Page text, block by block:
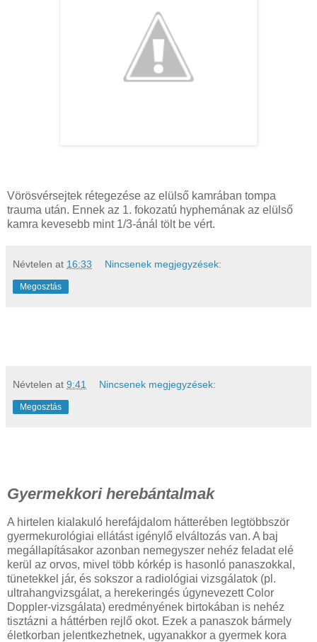
Vörösvérsejtek rétegezése az elülső kamrában tompa
trauma után. Ennek az 1. fokozatú hyphemának az elülső
kamra kevesebb mint 1/3-ánál tölt be vért.
Névtelen at 16:33 Nincsenek megjegyzések:
Megosztás
Névtelen at 9:41 Nincsenek megjegyzések:
Megosztás
Gyermekkori herebántalmak
A hirtelen kialakuló herefájdalom hátterében legtöbbször
gyermekurológiai ellátást igénylő elváltozás van. A baj
megállapításakor azonban nemegyszer nehéz feladat elé
kerül az orvos, mivel több kórkép is hasonló panaszokkal,
tünetekkel jár, és sokszor a radiológiai vizsgálatok (pl.
ultrahangvizsgálat, a herekeringés úgynevezett Color
Doppler-vizsgálata) eredményének birtokában is nehéz
tisztázni a háttérben rejlő okot. Ezek a panaszok bármely
életkorban jelentkezhetnek, ugyanakkor a gyermek kora